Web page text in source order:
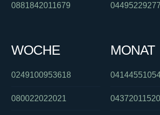
0881842011679
WOCHE
0249100953618
080022022021
MONAT